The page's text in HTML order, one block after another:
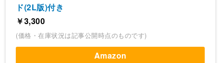
ド(2L版)付き
￥3,300
(価格・在庫状況は記事公開時点のものです)
Amazon